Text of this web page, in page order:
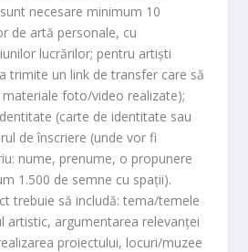
necesare minimum 10
de artă personale, cu
lucrărilor; pentru artiști
trimite un link de transfer care să
foto/video realizate);
(carte de identitate sau
de înscriere (unde vor fi
nume, prenume, o propunere
1.500 de semne cu spații).
trebuie să includă: tema/temele
artistic, argumentarea relevanței
proiectului, locuri/muzee